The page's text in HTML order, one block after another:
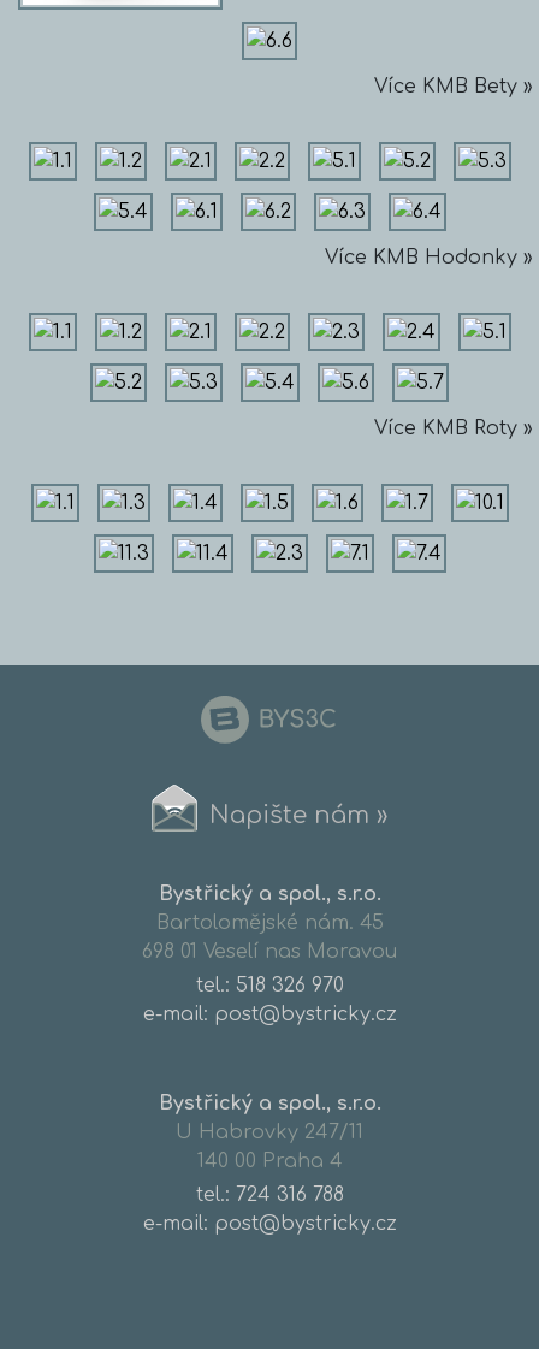
Více KMB Bety »
Více KMB Hodonky »
Více KMB Roty »
Napište nám »
Bystřický a spol., s.r.o.
Bartolomějské nám. 45
698 01 Veselí nas Moravou
tel.: 518 326 970
e-mail: post@bystricky.cz
Bystřický a spol., s.r.o.
U Habrovky 247/11
140 00 Praha 4
tel.: 724 316 788
e-mail: post@bystricky.cz